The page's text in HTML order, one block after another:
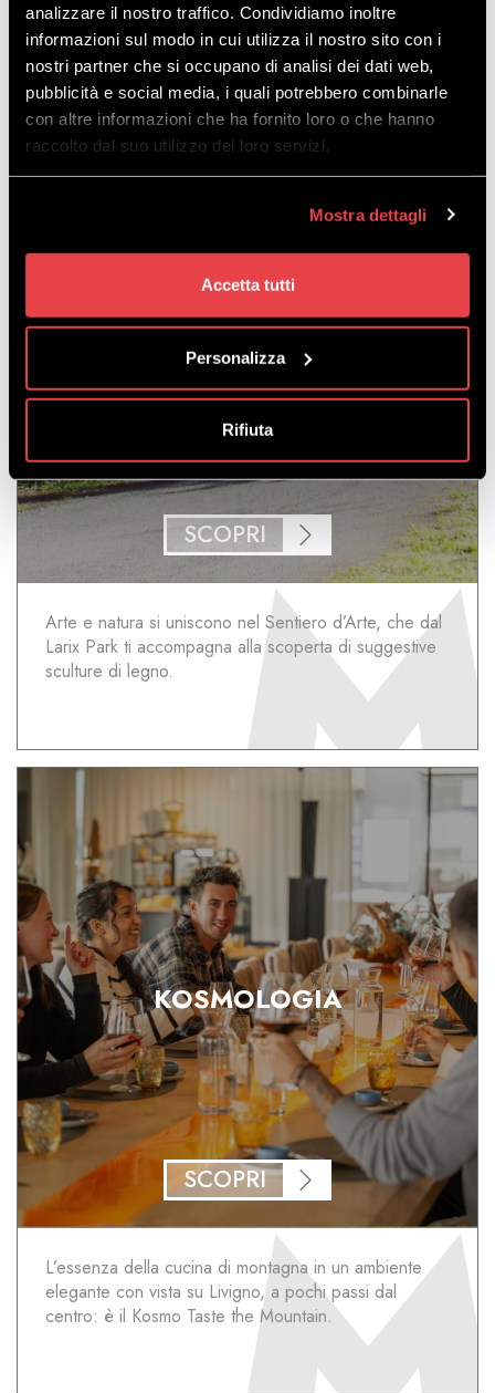
analizzare il nostro traffico. Condividiamo inoltre
informazioni sul modo in cui utilizza il nostro sito con i
nostri partner che si occupano di analisi dei dati web,
pubblicità e social media, i quali potrebbero combinarle
con altre informazioni che ha fornito loro o che hanno
raccolto dal suo utilizzo dei loro servizi.
Mostra dettagli
Accetta tutti
Personalizza
Rifiuta
rigenera corpo e mente.
LA NATURA INCONTRA L’ARTE
SCOPRI
Arte e natura si uniscono nel Sentiero d’Arte, che dal
Larix Park ti accompagna alla scoperta di suggestive
sculture di legno.
KOSMOLOGIA
SCOPRI
L’essenza della cucina di montagna in un ambiente
elegante con vista su Livigno, a pochi passi dal
centro: è il Kosmo Taste the Mountain.